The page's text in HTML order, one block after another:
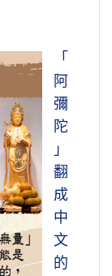
「
阿
彌
陀
」
翻
成
中
文
的